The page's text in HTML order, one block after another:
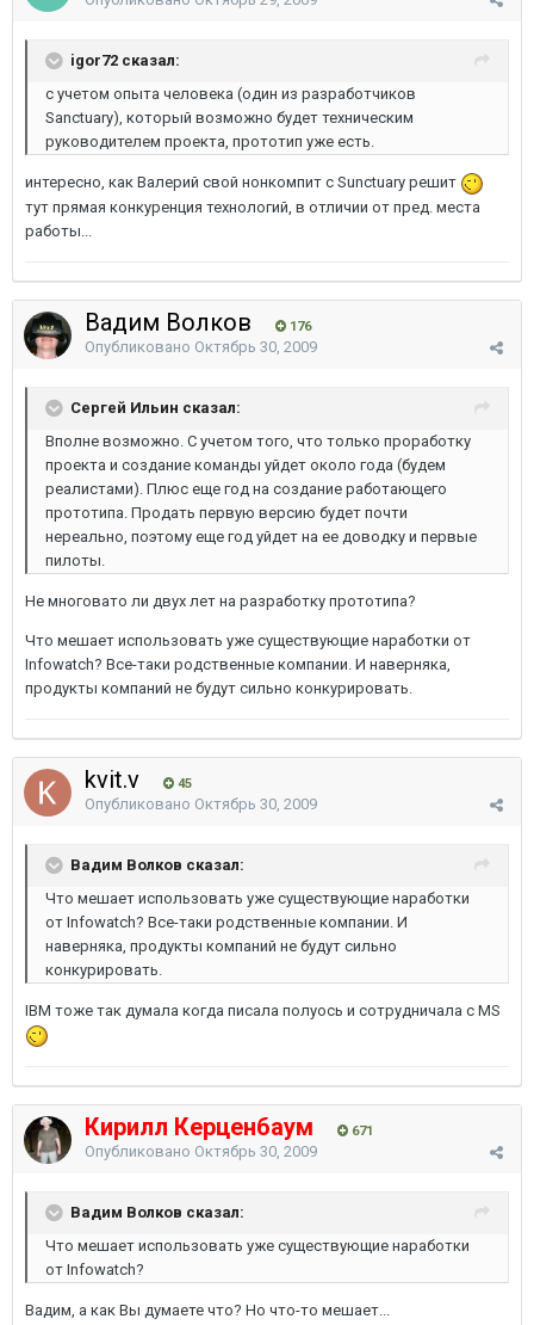
igor72 сказал:
с учетом опыта человека (один из разработчиков
Sanctuary), который возможно будет техническим
руководителем проекта, прототип уже есть.
интересно, как Валерий свой нонкомпит с Sunctuary решит
тут прямая конкуренция технологий, в отличии от пред. места
работы...
Вадим Волков 176
Опубликовано Октябрь 30, 2009
Сергей Ильин сказал:
Вполне возможно. С учетом того, что только проработку
проекта и создание команды уйдет около года (будем
реалистами). Плюс еще год на создание работающего
прототипа. Продать первую версию будет почти
нереально, поэтому еще год уйдет на ее доводку и первые
пилоты.
Не многовато ли двух лет на разработку прототипа?
Что мешает использовать уже существующие наработки от
Infowatch? Все-таки родственные компании. И наверняка,
продукты компаний не будут сильно конкурировать.
kvit.v 45
Опубликовано Октябрь 30, 2009
Вадим Волков сказал:
Что мешает использовать уже существующие наработки
от Infowatch? Все-таки родственные компании. И
наверняка, продукты компаний не будут сильно
конкурировать.
IBM тоже так думала когда писала полуось и сотрудничала с MS
Кирилл Керценбаум 671
Опубликовано Октябрь 30, 2009
Вадим Волков сказал:
Что мешает использовать уже существующие наработки
от Infowatch?
Вадим, а как Вы думаете что? Но что-то мешает...